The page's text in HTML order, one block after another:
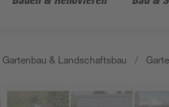
Gartenbau & Landschaftsbau /